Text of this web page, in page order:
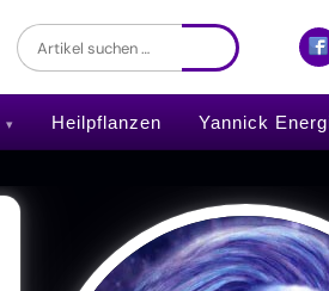
Heilpflanzen Yannick